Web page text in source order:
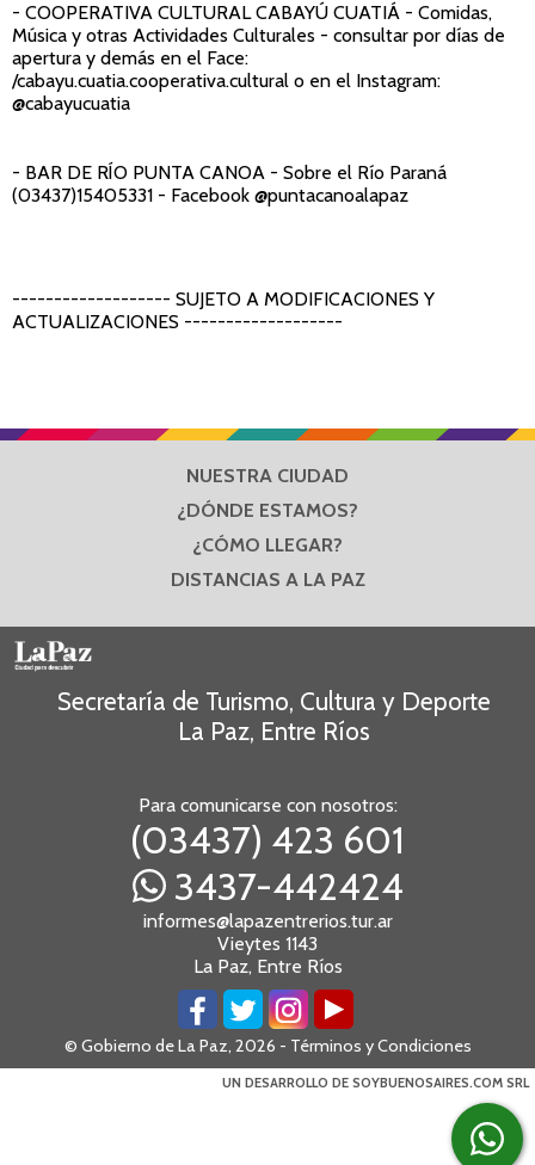
- COOPERATIVA CULTURAL CABAYÚ CUATIÁ - Comidas,
Música y otras Actividades Culturales - consultar por días de
apertura y demás en el Face:
/cabayu.cuatia.cooperativa.cultural o en el Instagram:
@cabayucuatia
- BAR DE RÍO PUNTA CANOA - Sobre el Río Paraná
(03437)15405331 - Facebook @puntacanoalapaz
------------------- SUJETO A MODIFICACIONES Y
ACTUALIZACIONES -------------------
NUESTRA CIUDAD
¿DÓNDE ESTAMOS?
¿CÓMO LLEGAR?
DISTANCIAS A LA PAZ
Secretaría de Turismo, Cultura y Deporte
La Paz, Entre Ríos
Para comunicarse con nosotros:
(03437) 423 601
3437-442424
informes@lapazentrerios.tur.ar
Vieytes 1143
La Paz, Entre Ríos
© Gobierno de La Paz, 2026 - Términos y Condiciones
UN DESARROLLO DE SOYBUENOSAIRES.COM SRL